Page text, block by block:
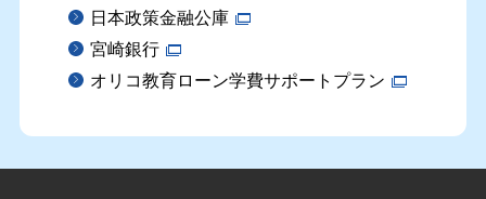
日本政策金融公庫
宮崎銀行
オリコ教育ローン学費サポートプラン
イベント情報
お問い合わせ